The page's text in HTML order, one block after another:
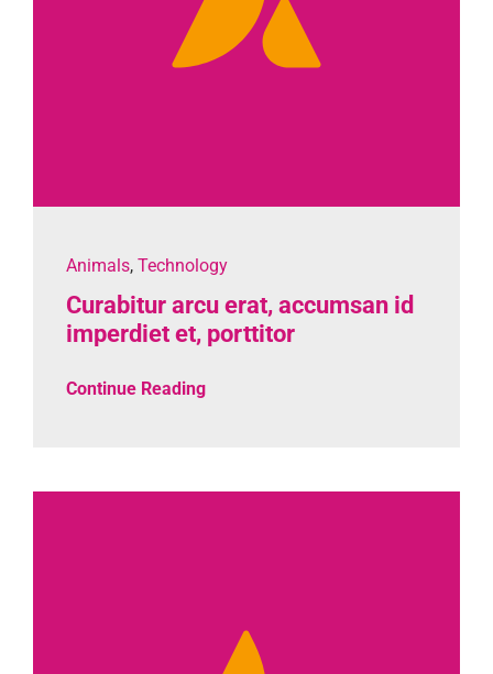
Animals, Technology
Curabitur arcu erat, accumsan id
imperdiet et, porttitor
Continue Reading